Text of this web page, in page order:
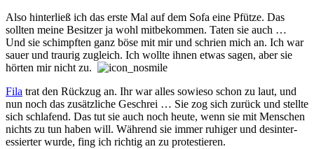
Also hinter­ließ ich das erste Mal auf dem Sofa eine Pfütze. Das
sollten meine Besitzer ja wohl mit­be­kommen. Taten sie auch …
Und sie schimpf­ten ganz böse mit mir und schrien mich an. Ich war
sauer und trau­rig zu­gleich. Ich wollte ihnen etwas sagen, aber sie
hörten mir nicht zu.
Fila trat den Rück­zug an. Ihr war alles sowieso schon zu laut, und
nun noch das zu­sätz­liche Geschrei … Sie zog sich zurück und stellte
sich schla­fend. Das tut sie auch noch heute, wenn sie mit Men­schen
nichts zu tun haben will. Während sie immer ruhiger und des­in­ter­
ess­ier­ter wurde, fing ich richtig an zu pro­tes­tier­en.